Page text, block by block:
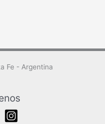
Fe - Argentina